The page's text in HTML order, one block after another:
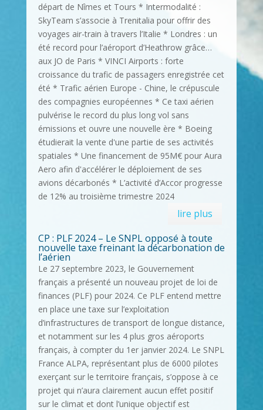
départ de Nîmes et Tours * Intermodalité :
SkyTeam s’associe à Trenitalia pour offrir des
voyages air-train à travers l’Italie * Londres : un
été record pour l’aéroport d’Heathrow grâce…
aux JO de Paris * VINCI Airports : forte
croissance du trafic de passagers enregistrée cet
été * Trafic aérien Europe - Chine, le crépuscule
des compagnies européennes * Ce taxi aérien
pulvérise le record du plus long vol sans
émissions et ouvre une nouvelle ère * Boeing
étudierait la vente d'une partie de ses activités
spatiales * Une financement de 95M€ pour Aura
Aero afin d'accélérer le déploiement de ses
avions décarbonés * L’activité d’Accor progresse
de 12% au troisième trimestre 2024
lire plus
CP : PLF 2024 – Le SNPL opposé à toute
nouvelle taxe freinant la décarbonation de
l’aérien
Le 27 septembre 2023, le Gouvernement
français a présenté un nouveau projet de loi de
finances (PLF) pour 2024. Ce PLF entend mettre
en place une taxe sur l’exploitation
d’infrastructures de transport de longue distance,
et notamment sur les 4 plus gros aéroports
français, à compter du 1er janvier 2024. Le SNPL
France ALPA, représentant plus de 6000 pilotes
exerçant sur le territoire français, s’oppose à ce
projet qui n’aura clairement aucun effet positif
sur le climat et dont l’unique objectif est